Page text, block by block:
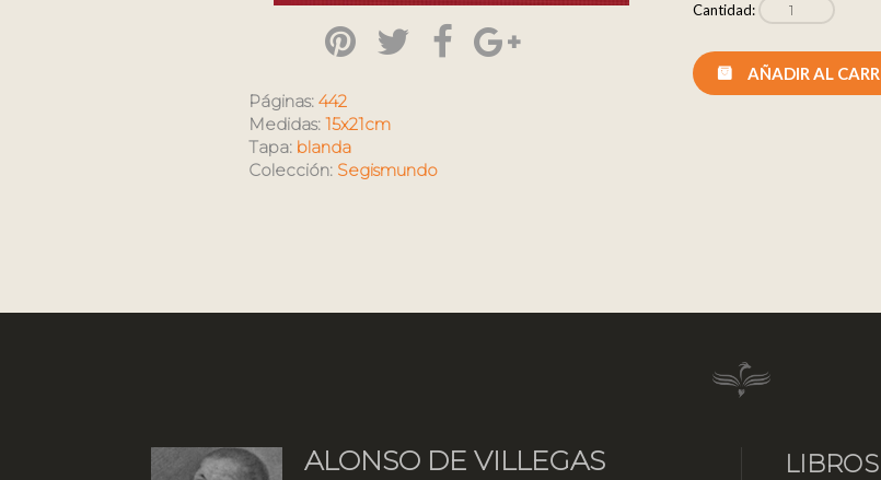
Páginas: 442
Medidas: 15x21cm
Tapa: blanda
Colección: Segismundo
Cantidad:
AÑADIR AL
ALONSO DE VILLEGAS